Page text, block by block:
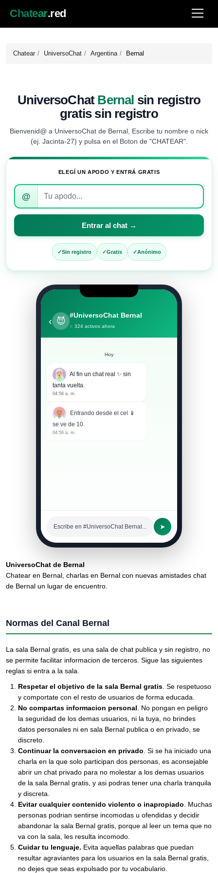
Chatear.red
Chatear UniversoChat Argentina Bernal
UniversoChat Bernal sin registro
gratis sin registro
Bienvenid@ a UniversoChat de Bernal, Escribe tu nombre o nick
(ej. Jacinta-27) y pulsa en el Boton de "CHATEAR".
ELEGÍ UN APODO Y ENTRÁ GRATIS
Introduce
apodo
para
entrar
@
Entrar al chat →
Sin registro Gratis Anónimo
‹ 😈
#UniversoChat Bernal
324 activos ahora
Hoy
Al fin un chat real ✨ sin
tanta vuelta.
04:56 a. m.
Entrando desde el cel 📱
se ve de 10.
04:56 a. m.
Escribe en #UniversoChat Bernal... ➤
UniversoChat de Bernal
Chatear en Bernal, charlas en Bernal con nuevas amistades chat
de Bernal un lugar de encuentro.
Normas del Canal Bernal
La sala Bernal gratis, es una sala de chat publica y sin registro, no
se permite facilitar informacion de terceros. Sigue las siguientes
reglas si entra a la sala.
Respetar el objetivo de la sala Bernal gratis . Se respetuoso
y comportate con el resto de usuarios de forma educada.
No compartas informacion personal . No pongan en peligro
la seguridad de los demas usuarios, ni la tuya, no brindes
datos personales ni en sala Bernal publica o en privado, se
discreto.
Continuar la conversacion en privado . Si se ha iniciado una
charla en la que solo participan dos personas, es aconsejable
abrir un chat privado para no molestar a los demas usuarios
de la sala Bernal gratis, y asi podras tener una charla tranquila
y discreta.
Evitar cualquier contenido violento o inapropiado . Muchas
personas podrian sentirse incomodas u ofendidas y decidir
abandonar la sala Bernal gratis, porque al leer un tema que no
va con la sala, les resulta incomodo.
Cuidar tu lenguaje. Evita aquellas palabras que puedan
resultar agraviantes para los usuarios en la sala Bernal gratis,
no dejes que seas expulsado por tu vocabulario.